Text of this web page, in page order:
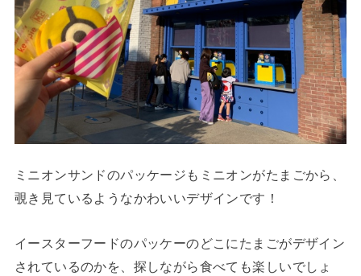
ミニオンサンドのパッケージもミニオンがたまごから、
覗き見ているようなかわいいデザインです！
イースターフードのパッケーのどこにたまごがデザイン
されているのかを、探しながら食べても楽しいでしょ